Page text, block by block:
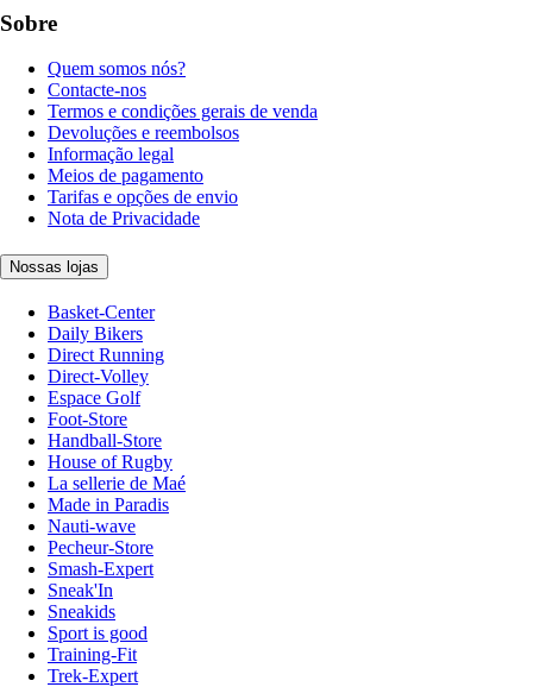
Sobre
Quem somos nós?
Contacte-nos
Termos e condições gerais de venda
Devoluções e reembolsos
Informação legal
Meios de pagamento
Tarifas e opções de envio
Nota de Privacidade
Nossas lojas
Basket-Center
Daily Bikers
Direct Running
Direct-Volley
Espace Golf
Foot-Store
Handball-Store
House of Rugby
La sellerie de Maé
Made in Paradis
Nauti-wave
Pecheur-Store
Smash-Expert
Sneak'In
Sneakids
Sport is good
Training-Fit
Trek-Expert